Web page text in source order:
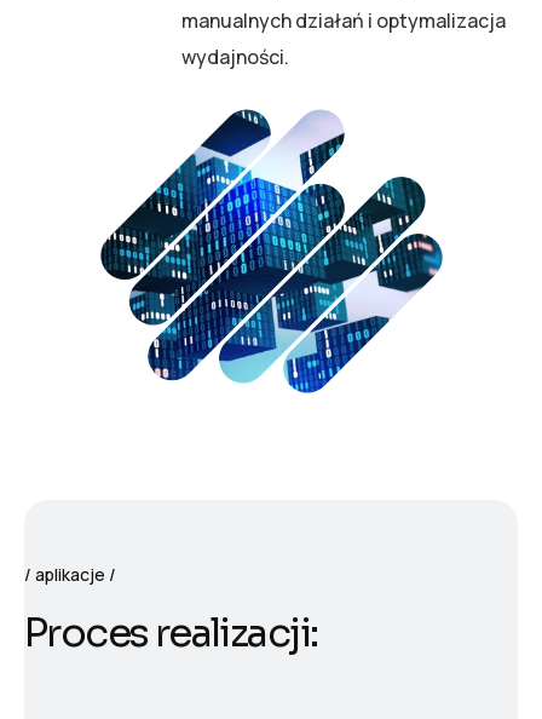
manualnych działań i optymalizacja
wydajności.
aplikacje
Proces realizacji: